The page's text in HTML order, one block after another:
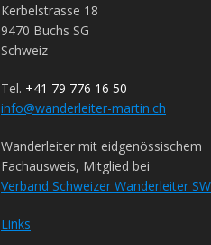
Kerbelstrasse 18
9470 Buchs SG
Schweiz
Tel. +41 79 776 16 50
info@wanderleiter-martin.ch
Wanderleiter mit eidgenössischem
Fachausweis, Mitglied bei
Verband Schweizer Wanderleiter
Links